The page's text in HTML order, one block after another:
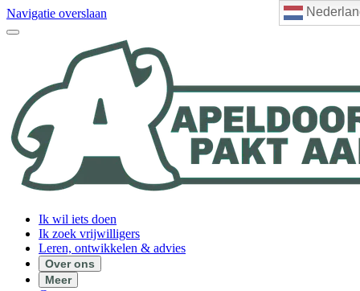
Navigatie overslaan
Ik wil iets doen
Ik zoek vrijwilligers
Leren, ontwikkelen & advies
Over ons
Meer